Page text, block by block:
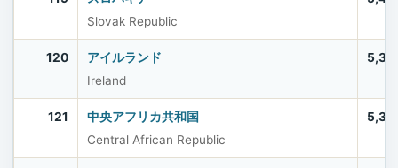
Slovak Republic
120
アイルランド
Ireland
121
中央アフリカ共和国
Central African Republic